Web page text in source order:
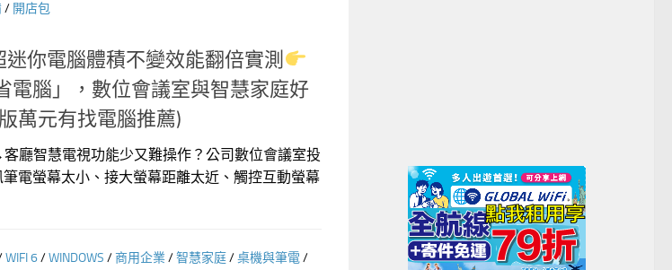
/ 開店包
迷你電腦體積不變效能翻倍實測
電腦」，數位會議室與智慧家庭好
萬元有找電腦推薦)
廳智慧電視功能少又難操作？公司數位會議室投
電螢幕太小、接大螢幕距離太近、觸控互動螢幕
WIFI 6/WINDOWS /商用企業/智慧家庭/桌機與筆電/